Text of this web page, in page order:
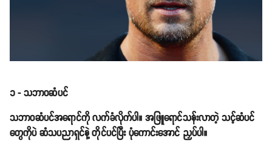
၁ - သဘာဝဆံပင်
သဘာဝဆံပင်အရောင်ကို လက်ခံလိုက်ပါ။ အဖြူရောင်သန်းလာတဲ့ သင့်ဆံပင်
တွေကိုပဲ ဆံသပညာရှင်နဲ့ တိုင်ပင်ပြီး ပုံကောင်းအောင် ညှပ်ပါ။